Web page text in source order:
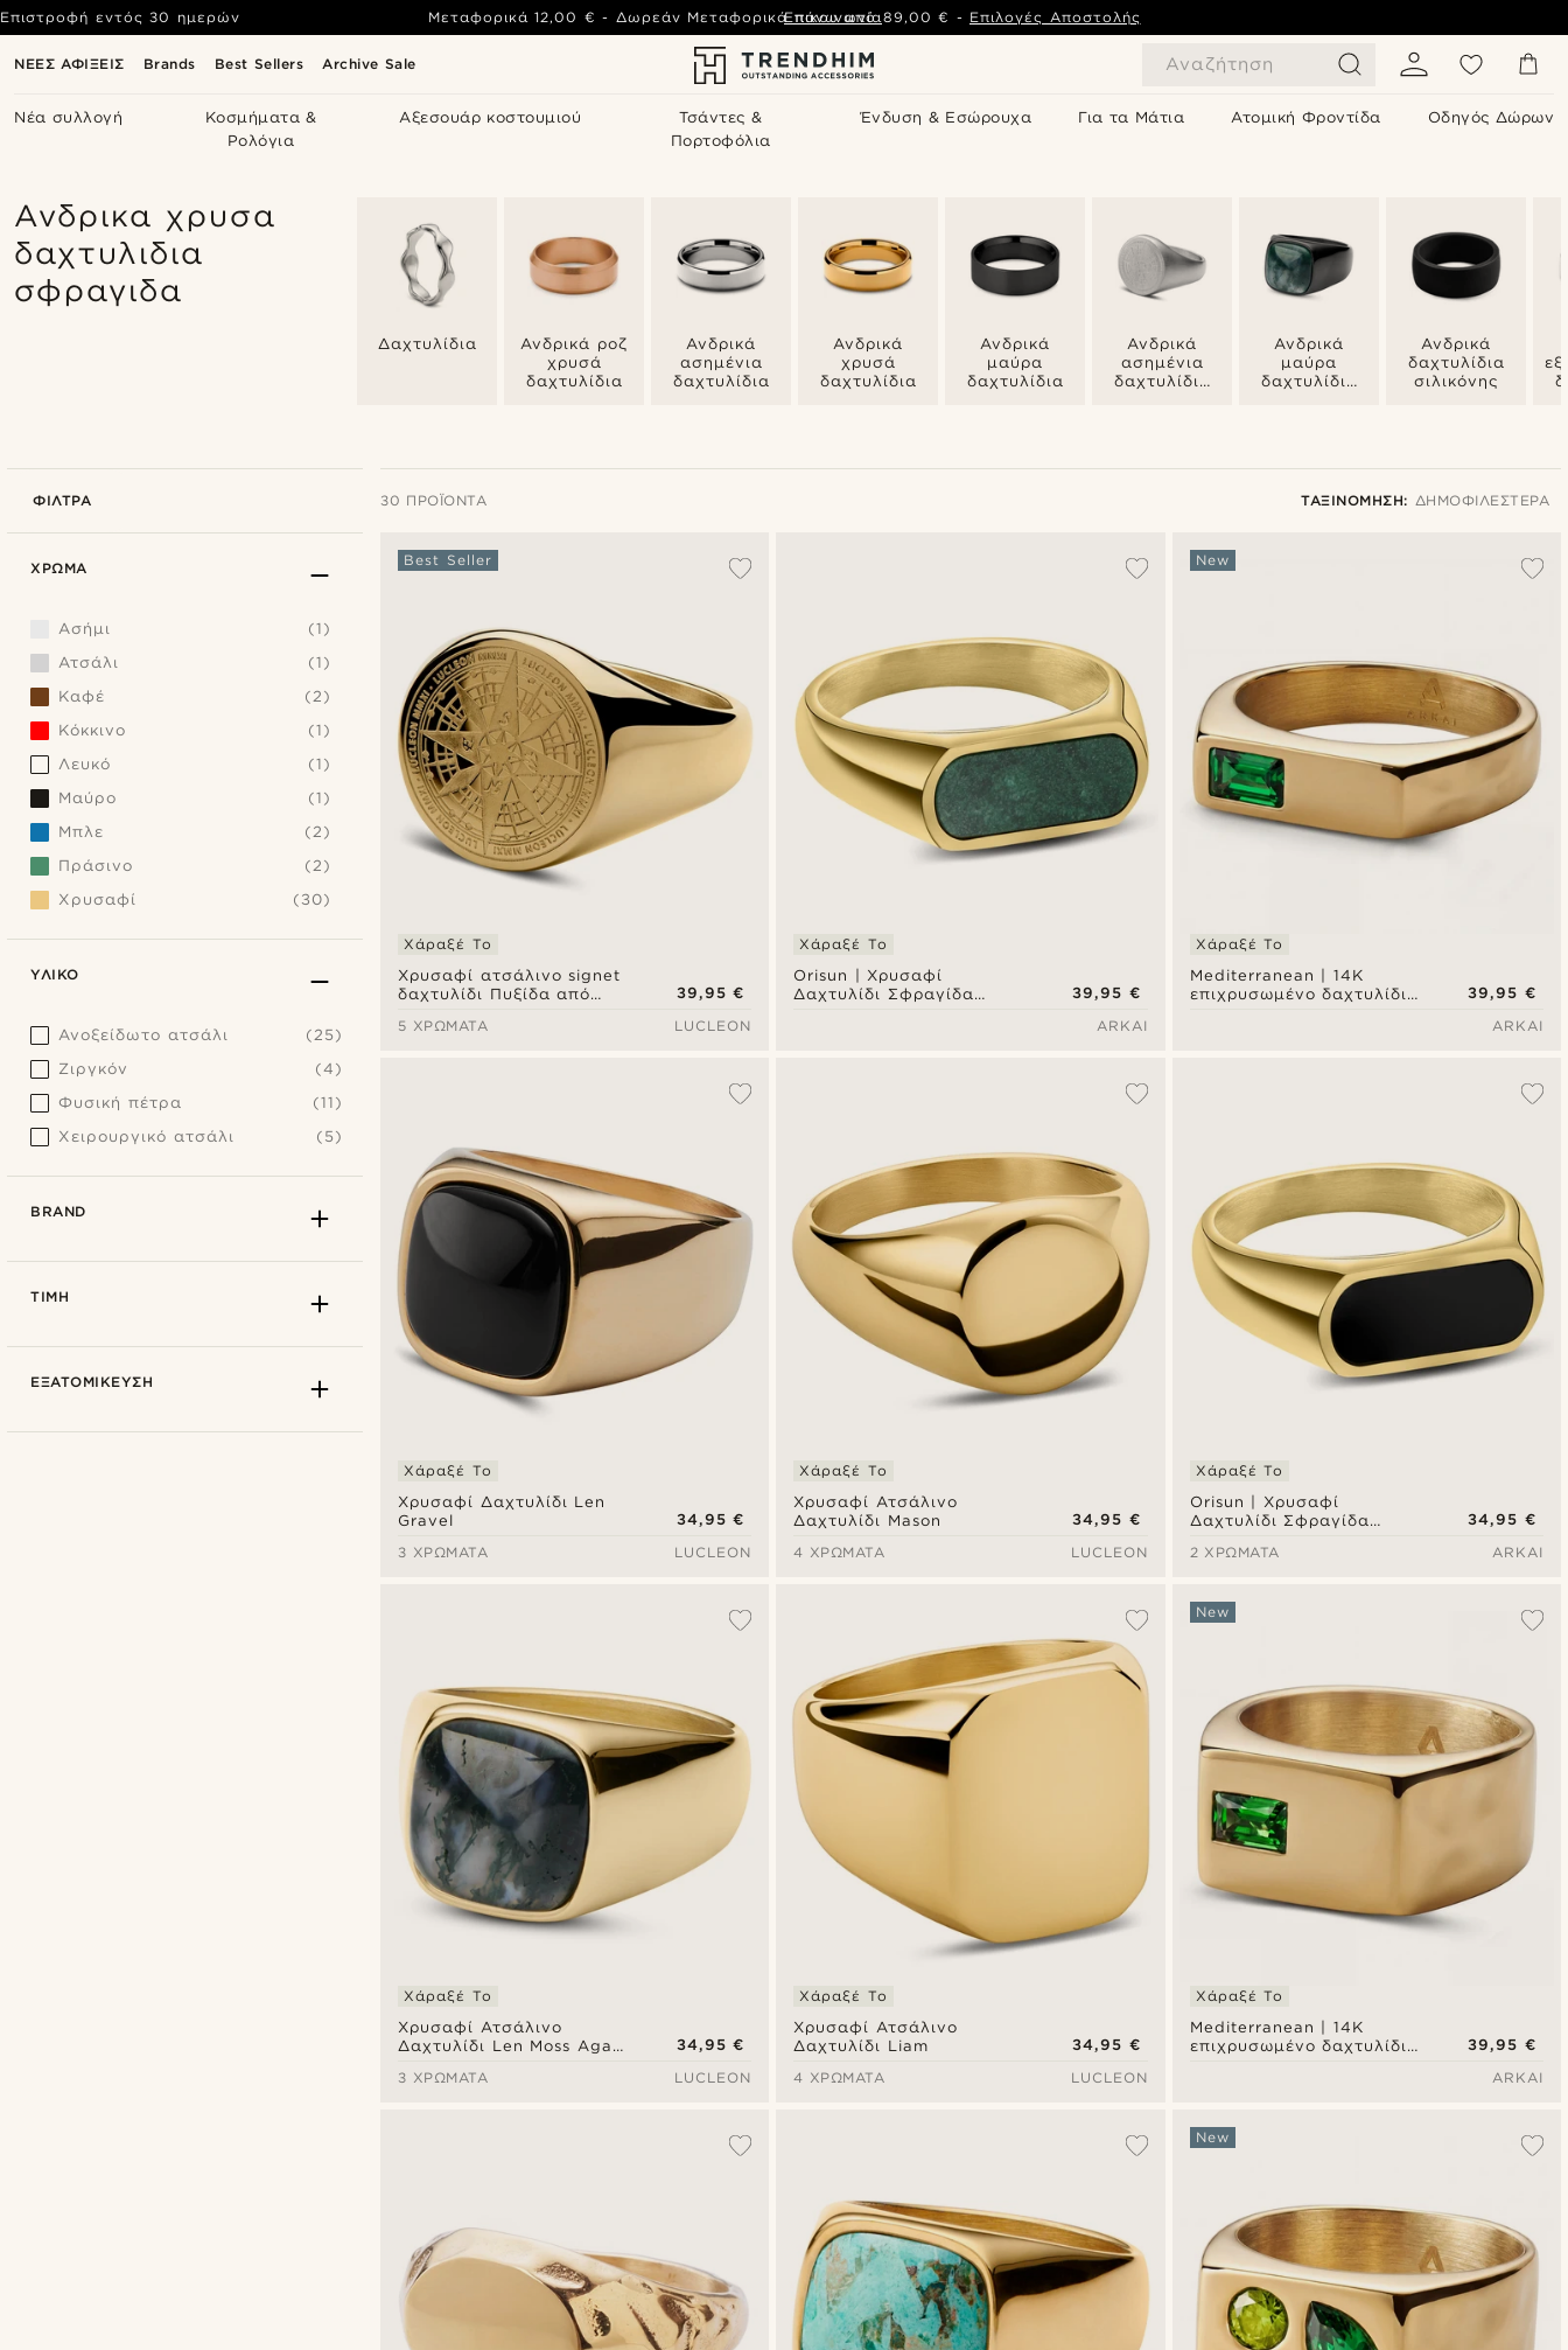
ΝΕΕΣ ΑΦΙΞΕΙΣ Brands Best Sellers Archive Sale Αναζήτηση
Νέα συλλογή
Κοσμήματα &
Ρολόγια
Αξεσουάρ κοστουμιού
Τσάντες &
Πορτοφόλια
Ένδυση & Εσώρουχα Για τα Μάτια Ατομική Φροντίδα Οδηγός Δώρων
Επιστροφή εντός 30 ημερών Μεταφορικά 12,00 € - Δωρεάν Μεταφορικά πάνω από89,00 € - Επιλογές Αποστολής
Επικοινωνία
Ανδρικα χρυσα
δαχτυλιδια
σφραγιδα
Δαχτυλίδια
Ανδρικά ροζ
χρυσά
δαχτυλίδια
Ανδρικά
ασημένια
δαχτυλίδια
Ανδρικά
χρυσά
δαχτυλίδια
Ανδρικά
μαύρα
δαχτυλίδια
Ανδρικά
ασημένια
δαχτυλίδια
Ανδρικά
μαύρα
δαχτυλίδια
Ανδρικά
δαχτυλίδια
σιλικόνης
ΦΊΛΤΡΑ 30 ΠΡΟΪΌΝΤΑ ΤΑΞΙΝΌΜΗΣΗ: ΔΗΜΟΦΙΛΈΣΤΕΡΑ
Ακριβότερα
Χρυσαφί ατσάλινο signet
δαχτυλίδι Πυξίδα από
Best Seller
Χάραξέ Το
39,95 €
5 ΧΡΏΜΑΤΑ
LUCLEON
Orisun | Χρυσαφί
Δαχτυλίδι Σφραγίδα
Χάραξέ Το
39,95 €
ARKAI
Mediterranean | 14K
επιχρυσωμένο δαχτυλίδι
New
Χάραξέ Το
39,95 €
ARKAI
Χρυσαφί Δαχτυλίδι Len
Gravel
Χάραξέ Το
34,95 €
3 ΧΡΏΜΑΤΑ
LUCLEON
Χρυσαφί Ατσάλινο
Δαχτυλίδι Mason
Χάραξέ Το
34,95 €
4 ΧΡΏΜΑΤΑ
LUCLEON
Orisun | Χρυσαφί
Δαχτυλίδι Σφραγίδα
Χάραξέ Το
34,95 €
2 ΧΡΏΜΑΤΑ
ARKAI
Χρυσαφί Ατσάλινο
Δαχτυλίδι Len Moss Agate
Χάραξέ Το
34,95 €
3 ΧΡΏΜΑΤΑ
LUCLEON
Χρυσαφί Ατσάλινο
Δαχτυλίδι Liam
Χάραξέ Το
34,95 €
4 ΧΡΏΜΑΤΑ
LUCLEON
Mediterranean | 14K
επιχρυσωμένο δαχτυλίδι
New
Χάραξέ Το
39,95 €
ARKAI
New
ΧΡΏΜΑ
Ασήμι
(1)
Ατσάλι
(1)
Καφέ
(2)
Κόκκινο
(1)
Λευκό
(1)
Μαύρο
(1)
Μπλε
(2)
Πράσινο
(2)
Χρυσαφί
(30)
ΥΛΙΚΌ
Ανοξείδωτο ατσάλι
(25)
Ζιργκόν
(4)
Φυσική πέτρα
(11)
Χειρουργικό ατσάλι
(5)
BRAND
ΤΙΜΉ
ΕΞΑΤΟΜΊΚΕΥΣΗ